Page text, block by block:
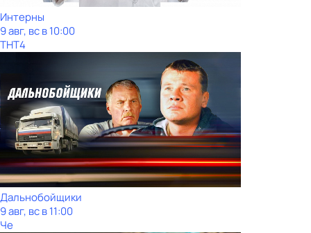
Интерны
9 авг, вс в 10:00
ТНТ4
Дальнобойщики
9 авг, вс в 11:00
Че